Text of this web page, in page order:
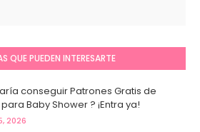
QUE PUEDEN INTERESARTE
conseguir Patrones Gratis de
Baby Shower ? ¡Entra ya!
2026